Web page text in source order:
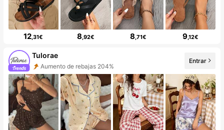
12 ,31€ 8 ,92€ 8 ,71€ 9,12€
Tulorae
Aumento de rebajas 204%
Entrar